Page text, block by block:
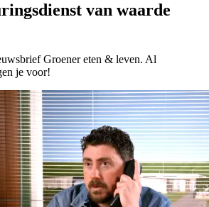
van waarde
Groener eten & leven. Al
je voor!